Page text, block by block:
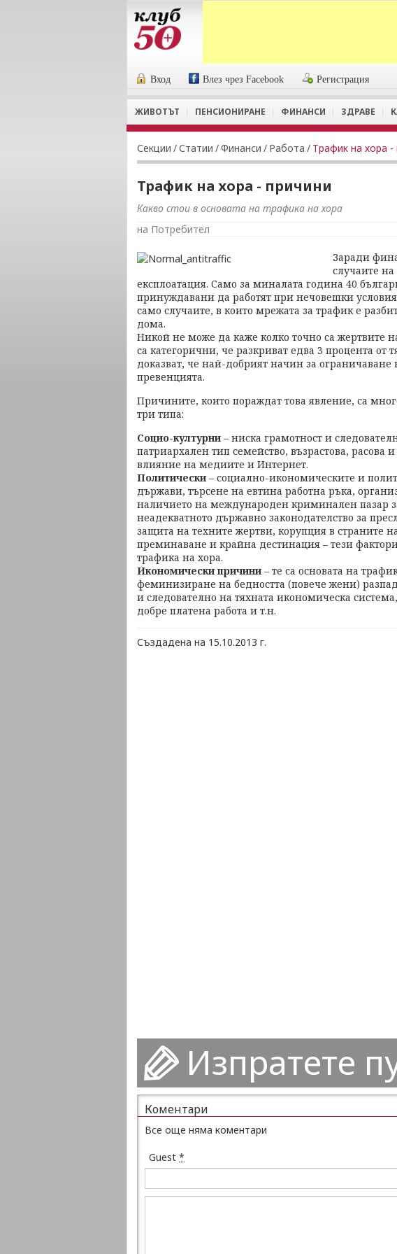
Вход Влез чрез Facebook Регистрация
ЖИВОТЪТ ПЕНСИОНИРАНЕ ФИНАНСИ ЗДРАВЕ
Секции /Статии /Финанси / Работа / Трафик на хора -
Трафик на хора - причини
Какво стои в основата на трафика на хора
на Потребител
Заради
случаите
експлоатация. Само за миналата година 40
принуждавани да работят при нечовешки
само случаите, в които мрежата за трафик е
дома.
Никой не може да каже колко точно са жертвите
са категорични, че разкриват едва 3 процента от
доказват, че най-добрият начин за
превенцията.
Причините, които пораждат това явление, са
три типа:
Социо-културни– ниска грамотност и
патриархален тип семейство, възрастова,
влияние на медиите и Интернет.
Политически– социално-икономическите и
държави, търсене на евтина работна ръка,
наличието на международен криминален пазар
неадекватното държавно законодателство за
защита на техните жертви, корупция в страните
преминаване и крайна дестинация – тези
трафика на хора.
Икономически причини– те са основата на
феминизиране на бедността (повече жени)
и следователно на тяхната икономическа
добре платена работа и т.н.
Създадена на 15.10.2013 г.
Изпратете
Коментари
Все още няма коментари
Guest *